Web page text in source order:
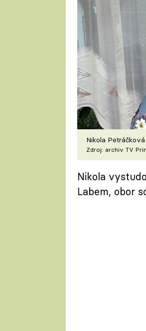
Nikola Petráčková
Zdroj: archiv TV
Nikola
Labem, obor